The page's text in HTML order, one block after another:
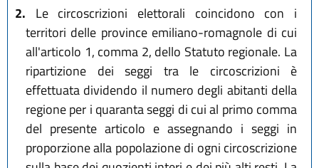
2. Le circoscrizioni elettorali coincidono con i
territori delle province emiliano-romagnole di cui
all'articolo 1, comma 2, dello Statuto regionale. La
ripartizione dei seggi tra le circoscrizioni è
effettuata dividendo il numero degli abitanti della
regione per i quaranta seggi di cui al primo comma
del presente articolo e assegnando i seggi in
proporzione alla popolazione di ogni circoscrizione